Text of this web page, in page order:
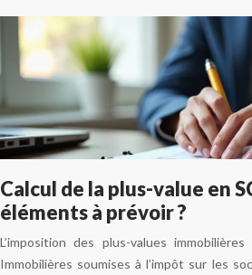
Calcul de la plus-value en
éléments à prévoir ?
L’imposition des plus-values
Immobilières soumises à l’impôt sur les